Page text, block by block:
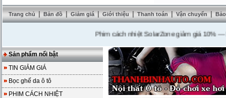
Trang chủ | Bản đồ | Giảm giá | Giới thiệu | Thanh toán | Vận chuyển |
Phim cách nhiệt SolarZone giảm giá 10%---Mua
Sản phẩm nổi bật
TIN GIẢM GIÁ
Bọc ghế da ô tô
PHIM CÁCH NHIỆT